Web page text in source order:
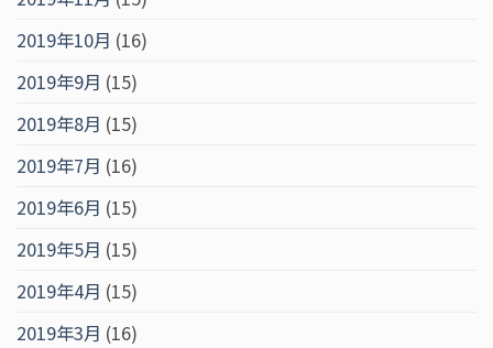
2019年10月 (16)
2019年9月 (15)
2019年8月 (15)
2019年7月 (16)
2019年6月 (15)
2019年5月 (15)
2019年4月 (15)
2019年3月 (16)